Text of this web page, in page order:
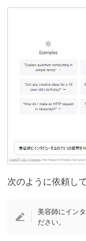
次のように依頼し
美容師にイン
ださい。